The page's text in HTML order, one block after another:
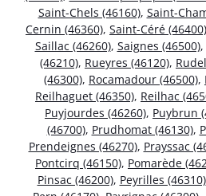
Saint-Chels (46160), Saint-
Cernin (46360), Saint-Céré (46400)
Saillac (46260), Saignes (46500),
(46210), Rueyres (46120),
(46300), Rocamadour (46500),
Reilhaguet (46350), Reilhac
Puyjourdes (46260), Puybrun
(46700), Prudhomat (46130),
Prendeignes (46270), Prayssac
Pontcirq (46150), Pomarède
Pinsac (46200), Peyrilles (46310)